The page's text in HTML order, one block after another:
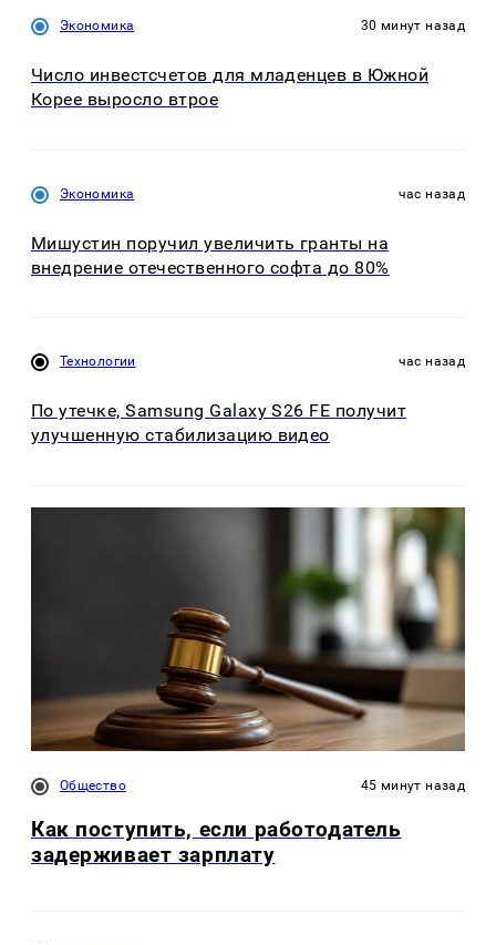
Экономика 30 минут назад
Число инвестсчетов для младенцев в Южной
Корее выросло втрое
Экономика час назад
Мишустин поручил увеличить гранты на
внедрение отечественного софта до 80%
Технологии час назад
По утечке, Samsung Galaxy S26 FE получит
улучшенную стабилизацию видео
Общество 45 минут назад
Как поступить, если работодатель
задерживает зарплату